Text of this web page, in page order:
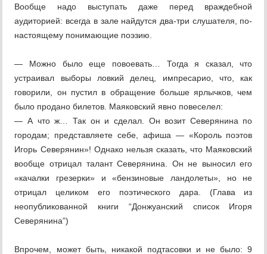
Вообще надо выступать даже перед враждебной
аудиторией: всегда в зале найдутся два-три слушателя, по-
настоящему понимающие поэзию.
— Можно было еще повоевать… Тогда я сказал, что
устраивал выборы ловкий делец, импресарио, что, как
говорили, он пустил в обращение больше ярлычков, чем
было продано билетов. Маяковский явно повеселел:
— А что ж… Так он и сделал. Он возит Северянина по
городам; представляете себе, афиша — «Король поэтов
Игорь Северянин»! Однако нельзя сказать, что Маяковский
вообще отрицал талант Северянина. Он не выносил его
«качалки грезерки» и «бензиновые ландолеты», но не
отрицал целиком его поэтического дара. (Глава из
неопубликованной книги “Донжуанский список Игоря
Северянина”)
Впрочем, может быть, никакой подтасовки и не было: 9